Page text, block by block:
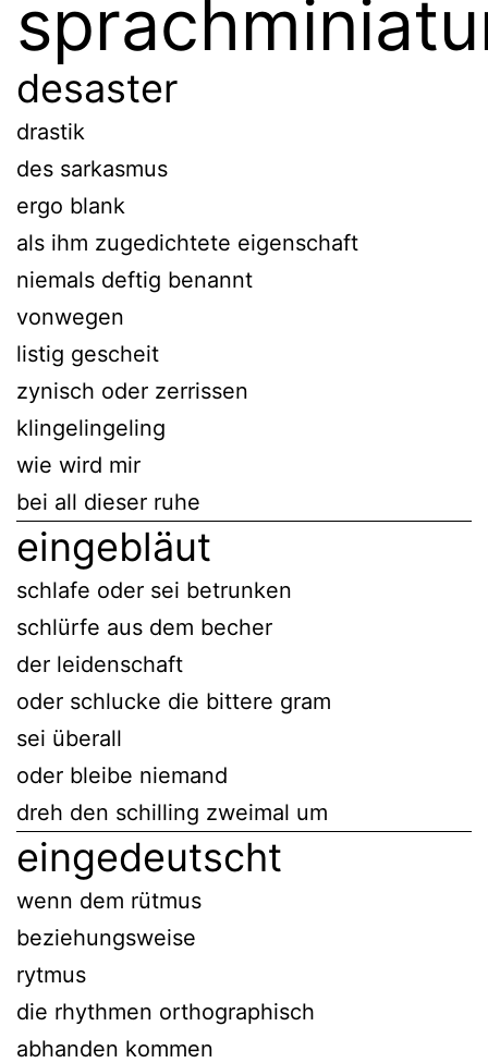
desaster
drastik
des sarkasmus
ergo blank
als ihm zugedichtete eigenschaft
niemals deftig benannt
vonwegen
listig gescheit
zynisch oder zerrissen
klingelingeling
wie wird mir
bei all dieser ruhe
eingebläut
schlafe oder sei betrunken
schlürfe aus dem becher
der leidenschaft
oder schlucke die bittere gram
sei überall
oder bleibe niemand
dreh den schilling zweimal um
eingedeutscht
wenn dem rütmus
beziehungsweise
rytmus
die rhythmen orthographisch
abhanden kommen